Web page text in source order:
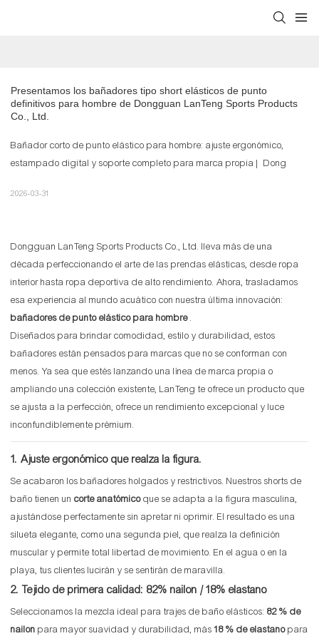
Presentamos los bañadores tipo short elásticos de punto
definitivos para hombre de Dongguan LanTeng Sports Products
Co., Ltd.
Bañador corto de punto elástico para hombre: ajuste ergonómico,
estampado digital y soporte completo para marca propia | Dong
2026-03-31
Dongguan LanTeng Sports Products Co., Ltd. lleva más de una
década perfeccionando el arte de las prendas elásticas, desde ropa
interior hasta ropa deportiva de alto rendimiento. Ahora, trasladamos
esa experiencia al mundo acuático con nuestra última innovación:
bañadores de punto elástico para hombre.
Diseñados para brindar comodidad, estilo y durabilidad, estos
bañadores están pensados ​​para marcas que no se conforman con
menos. Ya sea que estés lanzando una línea de marca propia o
ampliando una colección existente, LanTeng te ofrece un producto que
se ajusta a la perfección, ofrece un rendimiento excepcional y luce
inconfundiblemente prémium.
1. Ajuste ergonómico que realza la figura.
Se acabaron los bañadores holgados y restrictivos. Nuestros shorts de
baño tienen un corte anatómicoque se adapta a la figura masculina,
ajustándose perfectamente sin apretar ni oprimir. El resultado es una
silueta elegante, como una segunda piel, que realza la definición
muscular y permite total libertad de movimiento. En el agua o en la
playa, tus clientes lucirán y se sentirán de maravilla.
2. Tejido de primera calidad: 82% nailon / 18% elastano
Seleccionamos la mezcla ideal para trajes de baño elásticos: 82 % de
nailon para mayor suavidad y durabilidad, más18 % de elastanopara